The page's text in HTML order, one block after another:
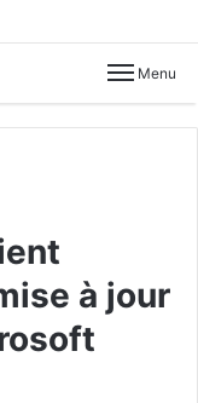
Menu
à jour